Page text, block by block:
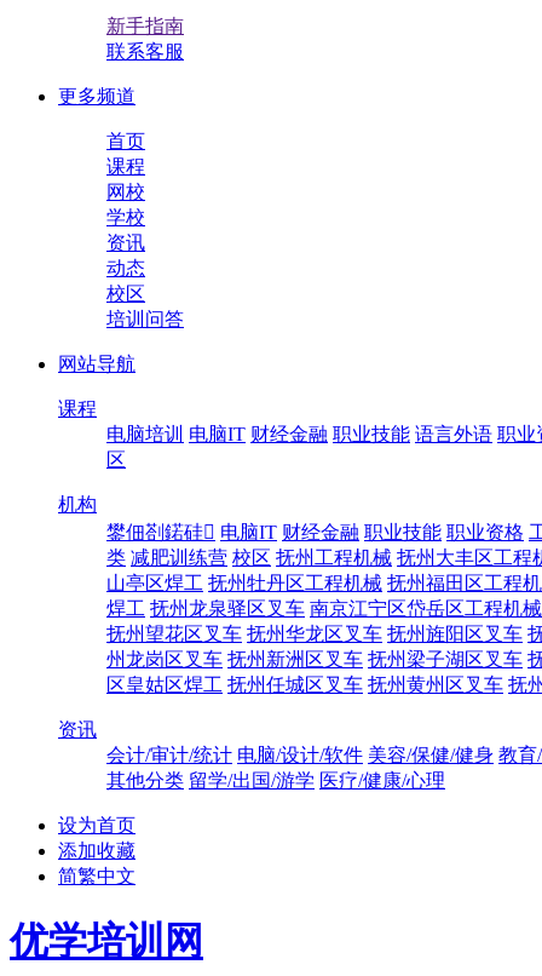
新手指南
联系客服
更多频道
首页
课程
网校
学校
资讯
动态
校区
培训问答
网站导航
课程
电脑培训 电脑IT 财经金融 职业技能 语言外语 职业
区
机构
鐢佃剳鍩硅 电脑IT 财经金融 职业技能 职业资格
类 减肥训练营 校区 抚州工程机械 抚州大丰区工程
山亭区焊工 抚州牡丹区工程机械 抚州福田区工程
焊工 抚州龙泉驿区叉车 南京江宁区岱岳区工程机械
抚州望花区叉车 抚州华龙区叉车 抚州旌阳区叉车
州龙岗区叉车 抚州新洲区叉车 抚州梁子湖区叉车
区皇姑区焊工 抚州任城区叉车 抚州黄州区叉车 抚
资讯
会计/审计/统计 电脑/设计/软件 美容/保健/健身 教育
其他分类 留学/出国/游学 医疗/健康/心理
设为首页
添加收藏
简繁中文
优学培训网